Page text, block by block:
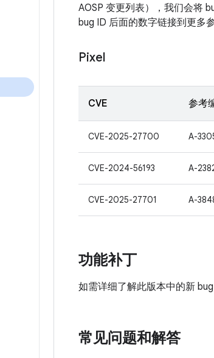
AOSP 变更列表），我们会将
bug ID 后面的数字链接到更多
Pixel
CVE 参考
CVE-2025-27700 A-
CVE-2024-56193 A-
CVE-2025-27701 A-
功能补丁
如需详细了解此版本中的新
常见问题和解答